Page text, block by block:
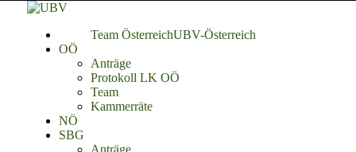
UBV-Österreich
Team Österreich
OÖ
Anträge
Protokoll LK OÖ
Team
Kammerräte
NÖ
SBG
Anträge